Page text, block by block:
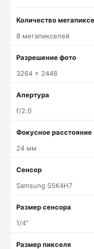
Количество
8 мегапикселей
Разрешение фото
3264 x 2448
Апертура
f/2.0
Фокусное расстояние
24 мм
Сенсор
Samsung S5K4H7
Размер сенсора
1/4"
Размер пикселя